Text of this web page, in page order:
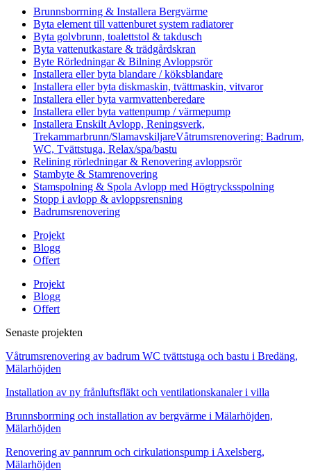
Brunnsborrning & Installera Bergvärme
Byta element till vattenburet system radiatorer
Byta golvbrunn, toalettstol & takdusch
Byta vattenutkastare & trädgårdskran
Byte Rörledningar & Bilning Avloppsrör
Installera eller byta blandare / köksblandare
Installera eller byta diskmaskin, tvättmaskin, vitvaror
Installera eller byta varmvattenberedare
Installera eller byta vattenpump / värmepump
Installera Enskilt Avlopp, Reningsverk,
Trekammarbrunn/SlamavskiljareVåtrumsrenovering: Badrum,
WC, Tvättstuga, Relax/spa/bastu
Relining rörledningar & Renovering avloppsrör
Stambyte & Stamrenovering
Stamspolning & Spola Avlopp med Högtrycksspolning
Stopp i avlopp & avloppsrensning
Badrumsrenovering
Projekt
Blogg
Offert
Projekt
Blogg
Offert
Senaste projekten
Våtrumsrenovering av badrum WC tvättstuga och bastu i Bredäng,
Mälarhöjden
Installation av ny frånluftsfläkt och ventilationskanaler i villa
Brunnsborrning och installation av bergvärme i Mälarhöjden,
Mälarhöjden
Renovering av pannrum och cirkulationspump i Axelsberg,
Mälarhöjden